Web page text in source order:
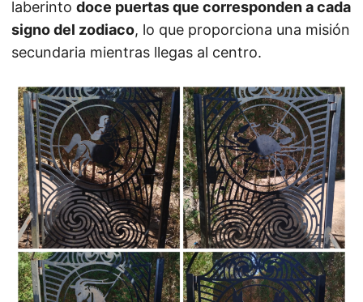
laberinto doce puertas que corresponden a cada
signo del zodiaco, lo que proporciona una misión
secundaria mientras llegas al centro.